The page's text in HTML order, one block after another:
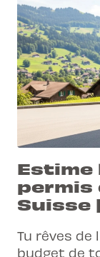
Estime
permis
Suisse
Tu rêves de
budget de